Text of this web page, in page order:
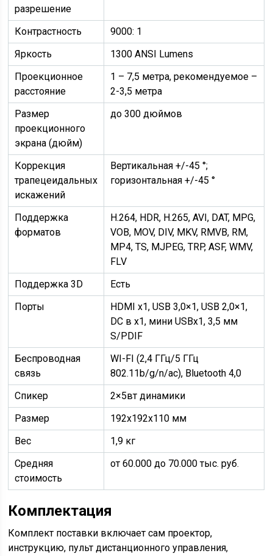
разрешение
Контрастность
9000: 1
Яркость
1300 ANSI Lumens
Проекционное
расстояние
1 – 7,5 метра, рекомендуемое –
2-3,5 метра
Размер
проекционного
экрана (дюйм)
до 300 дюймов
Коррекция
трапецеидальных
искажений
Вертикальная +/-45 °;
горизонтальная +/-45 °
Поддержка
форматов
H.264, HDR, H.265, AVI, DAT, MPG,
VOB, MOV, DIV, MKV, RMVB, RM,
MP4, TS, MJPEG, TRP, ASF, WMV,
FLV
Поддержка 3D
Есть
Порты
HDMI x1, USB 3,0×1, USB 2,0×1,
DC в x1, мини USBx1, 3,5 мм
S/PDIF
Беспроводная
связь
WI-FI (2,4 ГГц/5 ГГц
802.11b/g/n/ac), Bluetooth 4,0
Спикер
2×5вт динамики
Размер
192х192х110 мм
Вес
1,9 кг
Средняя
стоимость
от 60.000 до 70.000 тыс. руб.
Комплектация
Комплект поставки включает сам проектор,
инструкцию, пульт дистанционного управления,